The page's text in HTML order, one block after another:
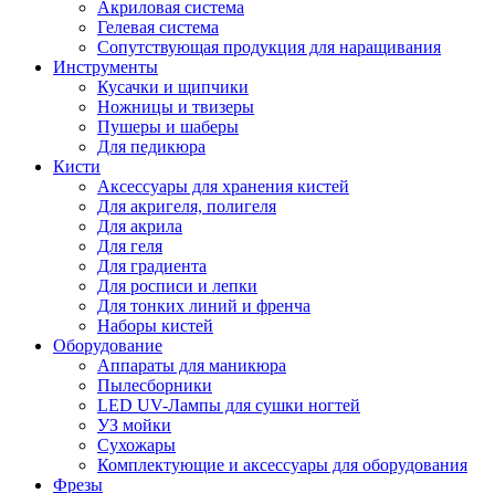
Акриловая система
Гелевая система
Сопутствующая продукция для наращивания
Инструменты
Кусачки и щипчики
Ножницы и твизеры
Пушеры и шаберы
Для педикюра
Кисти
Аксессуары для хранения кистей
Для акригеля, полигеля
Для акрила
Для геля
Для градиента
Для росписи и лепки
Для тонких линий и френча
Наборы кистей
Оборудование
Аппараты для маникюра
Пылесборники
LED UV-Лампы для сушки ногтей
УЗ мойки
Сухожары
Комплектующие и аксессуары для оборудования
Фрезы